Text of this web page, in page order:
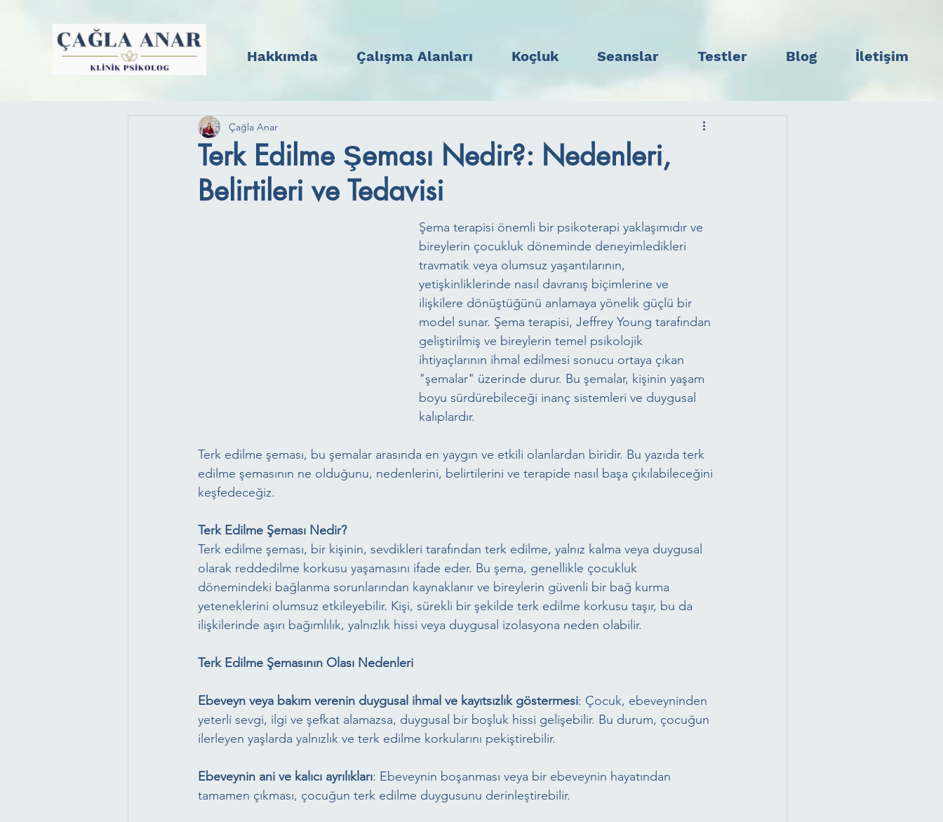
Hakkımda Çalışma Alanları Koçluk Seanslar Testler Blog İletişim
Terk Edilme Şeması Nedir?: Nedenleri,
Belirtileri ve Tedavisi
Çağla Anar
Şema terapisi önemli bir psikoterapi yaklaşımıdır ve
bireylerin çocukluk döneminde deneyimledikleri
travmatik veya olumsuz yaşantılarının,
yetişkinliklerinde nasıl davranış biçimlerine ve
ilişkilere dönüştüğünü anlamaya yönelik güçlü bir
model sunar. Şema terapisi, Jeffrey Young tarafından
geliştirilmiş ve bireylerin temel psikolojik
ihtiyaçlarının ihmal edilmesi sonucu ortaya çıkan
"şemalar" üzerinde durur. Bu şemalar, kişinin yaşam
boyu sürdürebileceği inanç sistemleri ve duygusal
kalıplardır.
Terk edilme şeması, bu şemalar arasında en yaygın ve etkili olanlardan biridir. Bu yazıda terk
edilme şemasının ne olduğunu, nedenlerini, belirtilerini ve terapide nasıl başa çıkılabileceğini
keşfedeceğiz.
Terk Edilme Şeması Nedir?
Terk edilme şeması, bir kişinin, sevdikleri tarafından terk edilme, yalnız kalma veya duygusal
olarak reddedilme korkusu yaşamasını ifade eder. Bu şema, genellikle çocukluk
dönemindeki bağlanma sorunlarından kaynaklanır ve bireylerin güvenli bir bağ kurma
yeteneklerini olumsuz etkileyebilir. Kişi, sürekli bir şekilde terk edilme korkusu taşır, bu da
ilişkilerinde aşırı bağımlılık, yalnızlık hissi veya duygusal izolasyona neden olabilir.
Terk Edilme Şemasının Olası Nedenleri
Ebeveyn veya bakım verenin duygusal ihmal ve kayıtsızlık göstermesi: Çocuk, ebeveyninden
yeterli sevgi, ilgi ve şefkat alamazsa, duygusal bir boşluk hissi gelişebilir. Bu durum, çocuğun
ilerleyen yaşlarda yalnızlık ve terk edilme korkularını pekiştirebilir.
Ebeveynin ani ve kalıcı ayrılıkları: Ebeveynin boşanması veya bir ebeveynin hayatından
tamamen çıkması, çocuğun terk edilme duygusunu derinleştirebilir.